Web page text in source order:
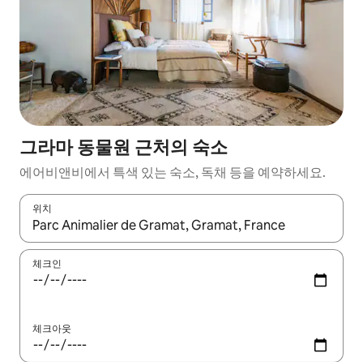
그라마 동물원 근처의 숙소
에어비앤비에서 특색 있는 숙소, 독채 등을 예약하세요.
위치
결과가 나오면 위·아래 화살표 키를 사용하거나 터치 또는 스와이
체크인
체크아웃